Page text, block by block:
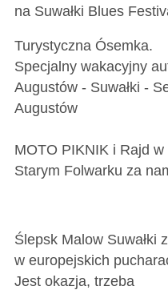
na Suwałki Blues
Turystyczna Ósemka.
Specjalny wakacyjny
Augustów - Suwałki -
Augustów
MOTO PIKNIK i Rajd w
Starym Folwarku za
Ślepsk Malow Suwałki
w europejskich
Jest okazja, trzeba